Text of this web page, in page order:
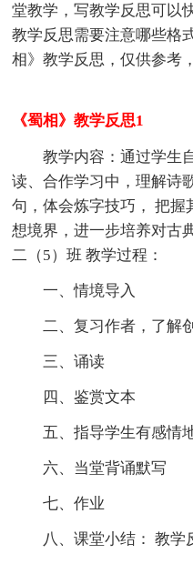
堂教学，写教学反思可以
教学反思需要注意哪些格
相》教学反思，仅供参考
《蜀相》教学反思1
教学内容：通过学生
读、合作学习中，理解诗
句，体会炼字技巧， 把握
想境界，进一步培养对古
二（5）班 教学过程：
一、情境导入
二、复习作者，了解
三、诵读
四、鉴赏文本
五、指导学生有感情
六、当堂背诵默写
七、作业
八、课堂小结： 教学